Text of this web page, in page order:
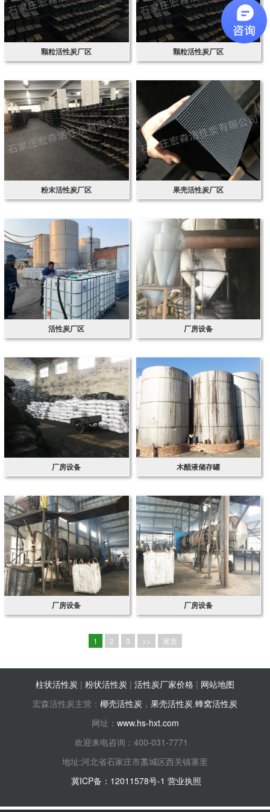
颗粒活性炭厂区 颗粒活性炭厂区
粉末活性炭厂区 果壳活性炭厂区
活性炭厂区 厂房设备
厂房设备 木醋液储存罐
厂房设备 厂房设备
1 2 3 >> 尾页
柱状活性炭 | 粉状活性炭 | 活性炭厂家价格 | 网站地图
宏森活性炭主营： 椰壳活性炭 ， 果壳活性炭,蜂窝活性炭
网址： www.hs-hxt.com
欢迎来电咨询 ：400-031-7771
地址:河北省石家庄市藁城区西关镇寨里
冀ICP备：12011578号-1 营业执照